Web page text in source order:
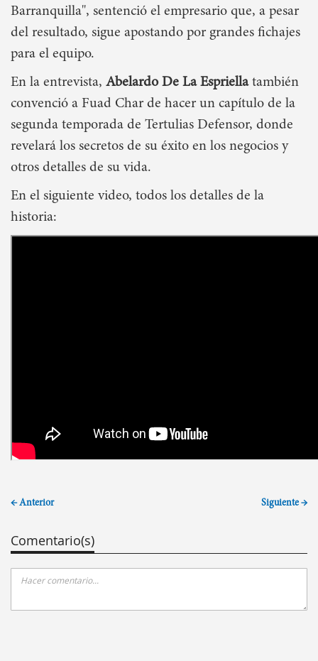
Barranquilla", sentenció el empresario que, a pesar
del resultado, sigue apostando por grandes fichajes
para el equipo.
En la entrevista, Abelardo De La Espriellatambién
convenció a Fuad Char de hacer un capítulo de la
segunda temporada de Tertulias Defensor, donde
revelará los secretos de su éxito en los negocios y
otros detalles de su vida.
En el siguiente video, todos los detalles de la
historia:
← Anterior Siguiente →
Comentario(s)